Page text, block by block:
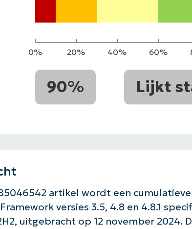
0% 20% 40% 60%
90% Lijkt
artikel wordt een
versies 3.5, 4.8 en 4.8.1
uitgebracht op 12 november 2024.